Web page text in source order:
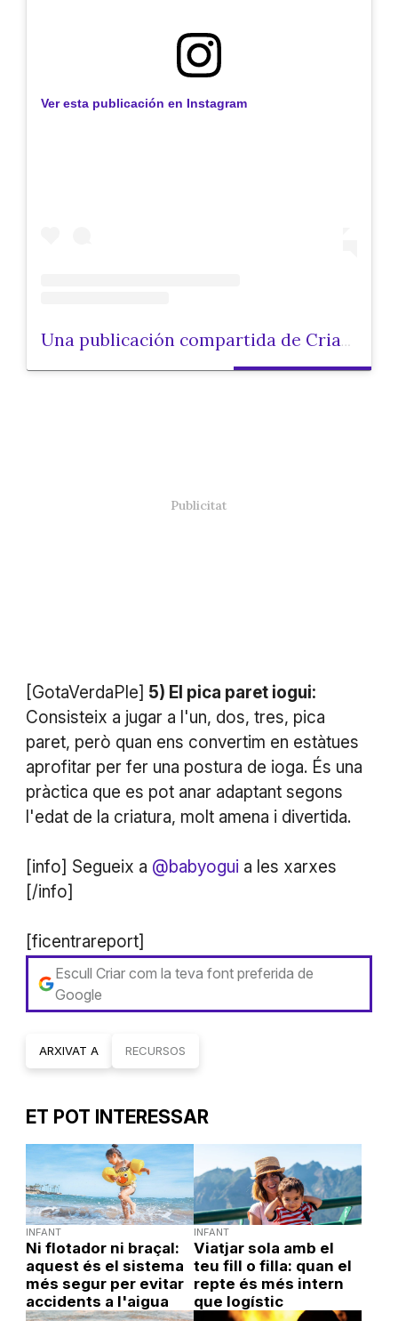
Ver esta publicación en Instagram
Una publicación compartida de Criar.cat (@criarcat)
[GotaVerdaPle] 5) El pica paret iogui:
Consisteix a jugar a l'un, dos, tres, pica
paret, però quan ens convertim en estàtues
aprofitar per fer una postura de ioga. És una
pràctica que es pot anar adaptant segons
l'edat de la criatura, molt amena i divertida.
[info] Segueix a @babyogui a les xarxes
[/info]
[ficentrareport]
Escull Criar com la teva font preferida de
Google
ARXIVAT A RECURSOS
ET POT INTERESSAR
INFANT
Ni flotador ni braçal:
aquest és el sistema
més segur per evitar
accidents a l'aigua
INFANT
Viatjar sola amb el
teu fill o filla: quan el
repte és més intern
que logístic